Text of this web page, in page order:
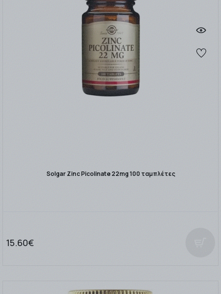
Solgar Zinc Picolinate 22mg 100 ταμπλέτες
15.60€